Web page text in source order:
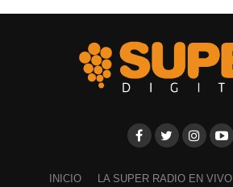
INICIO LA SUPER RADIO EN VIVO